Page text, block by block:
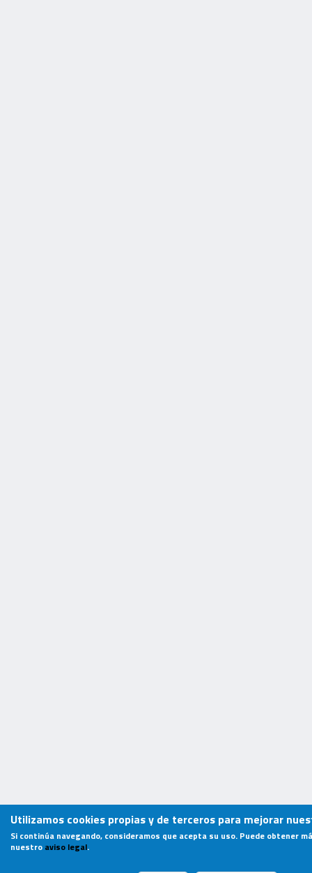
Utilizamos cookies propias y de terceros para mejorar
Si continúa navegando, consideramos que acepta su uso. Puede obtener
nuestro aviso legal.